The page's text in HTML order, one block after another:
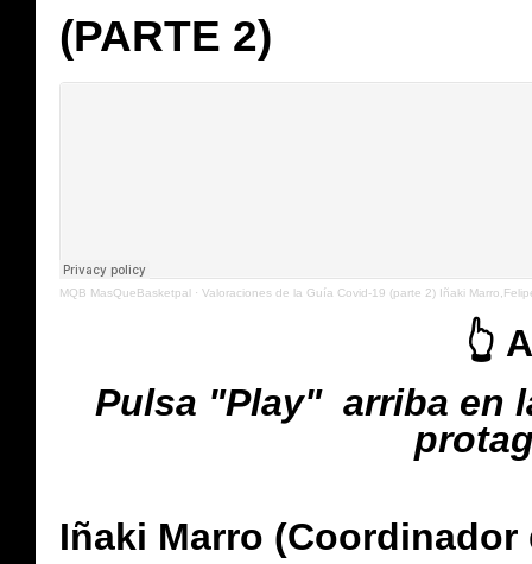
(PARTE 2)
MQB MasQueBasketpal · Valoraciones de la Guía Covid-19 (parte 2) Iñaki
👆
Pulsa "Play" arriba en
Iñaki Marro